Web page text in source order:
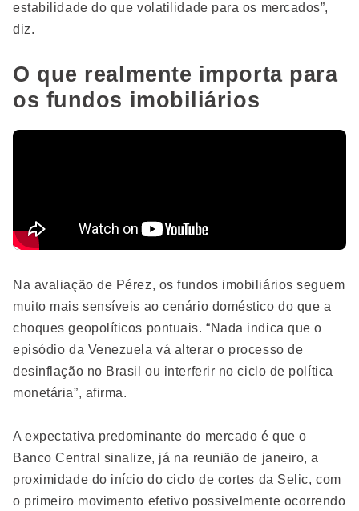
estabilidade do que volatilidade para os mercados”,
diz.
O que realmente importa para
os fundos imobiliários
Na avaliação de Pérez, os fundos imobiliários seguem
muito mais sensíveis ao cenário doméstico do que a
choques geopolíticos pontuais. “Nada indica que o
episódio da Venezuela vá alterar o processo de
desinflação no Brasil ou interferir no ciclo de política
monetária”, afirma.
A expectativa predominante do mercado é que o
Banco Central sinalize, já na reunião de janeiro, a
proximidade do início do ciclo de cortes da Selic, com
o primeiro movimento efetivo possivelmente ocorrendo